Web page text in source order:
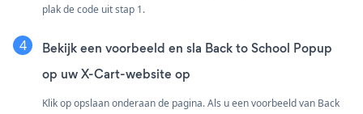
plak de code uit stap 1.
Bekijk een voorbeeld en sla Back to School Popup
op uw X-Cart-website op
Klik op opslaan onderaan de pagina. Als u een voorbeeld van Back